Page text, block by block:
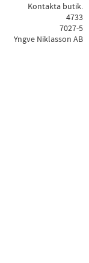
Kontakta butik.
4733
7027-5
Yngve Niklasson AB